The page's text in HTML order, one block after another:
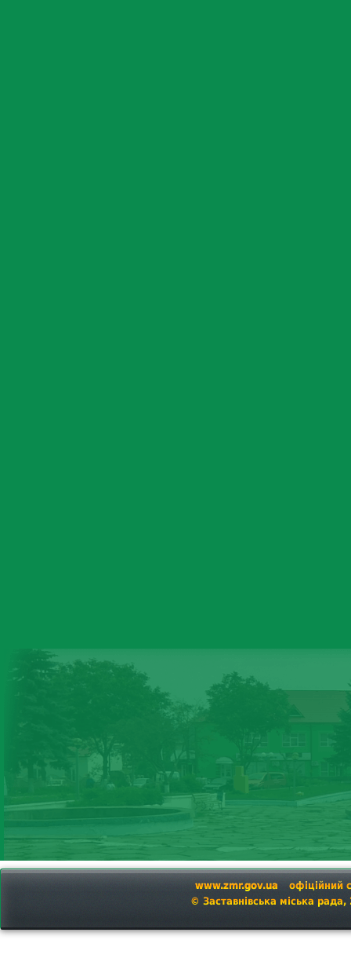
www.zmr.gov.ua
офіційний
© Заставнівська міська рада,